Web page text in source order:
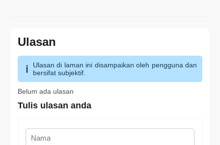
Ulasan
Ulasan di laman ini disampaikan oleh pengguna dan
bersifat subjektif.
Belum ada ulasan
Tulis ulasan anda